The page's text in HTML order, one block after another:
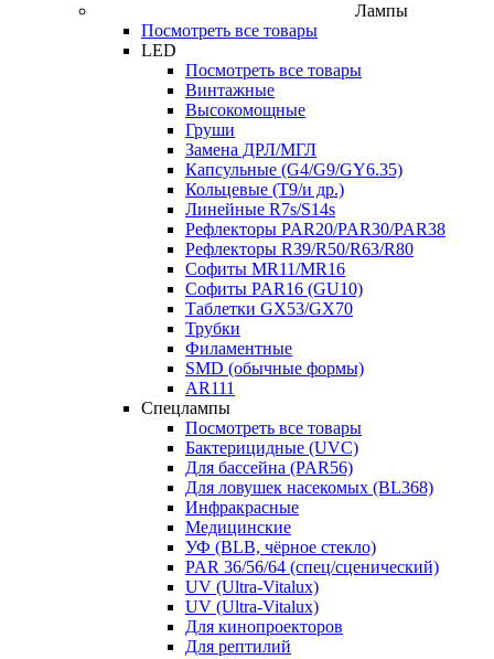
Лампы
Посмотреть все товары
LED
Посмотреть все товары
Винтажные
Высокомощные
Груши
Замена ДРЛ/МГЛ
Капсульные (G4/G9/GY6.35)
Кольцевые (T9/и др.)
Линейные R7s/S14s
Рефлекторы PAR20/PAR30/PAR38
Рефлекторы R39/R50/R63/R80
Софиты MR11/MR16
Софиты PAR16 (GU10)
Таблетки GX53/GX70
Трубки
Филаментные
SMD (обычные формы)
AR111
Спецлампы
Посмотреть все товары
Бактерицидные (UVC)
Для бассейна (PAR56)
Для ловушек насекомых (BL368)
Инфракрасные
Медицинские
УФ (BLB, чёрное стекло)
PAR 36/56/64 (спец/сценический)
UV (Ultra‑Vitalux)
UV (Ultra-Vitalux)
Для кинопроекторов
Для рептилий